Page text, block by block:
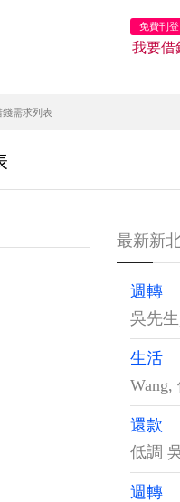
我要借
免費刊登
錢需求列表
最新新
週轉
吳先生
生活
Wang,
還款
低調
週轉